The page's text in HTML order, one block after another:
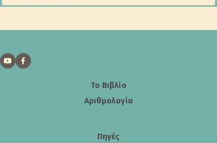
Το Βιβλίο
Αριθμολογία
Πηγές